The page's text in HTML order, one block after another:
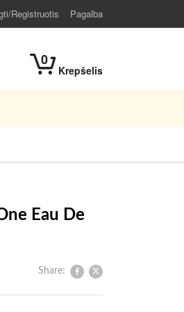
Registruotis Pagalba
0
Krepšelis
Eau De
Share: